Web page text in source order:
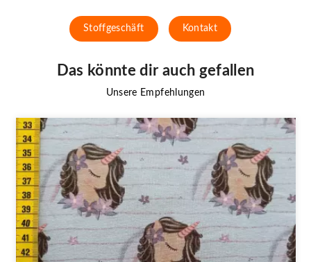
Stoffgeschäft Kontakt
Das könnte dir auch gefallen
Unsere Empfehlungen